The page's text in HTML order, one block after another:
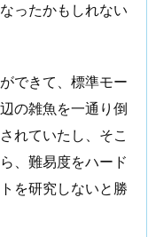
ったかもしれない
できて、標準モー
の雑魚を一通り倒
れていたし、そこ
、難易度をハード
を研究しないと勝